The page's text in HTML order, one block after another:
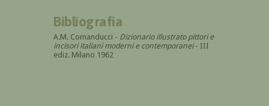
Bibliografia
A.M. Comanducci - Dizionario illustrato pittori e
incisori italiani moderni e contemporanei- III
ediz. Milano 1962